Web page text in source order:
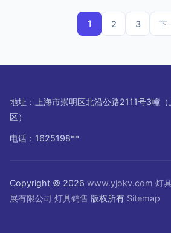
1 2 3 下
地址：上海市崇明区北沿公路2111号3幢
区）
电话：1625198**
Copyright © 2026 www.yjokv.com 灯
展有限公司 灯具销售 版权所有 Sitemap